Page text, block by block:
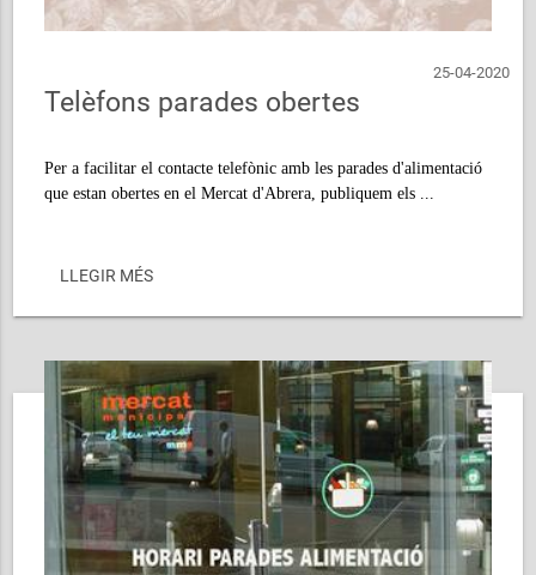
25-04-2020
Telèfons parades obertes
Per a facilitar el contacte telefònic amb les parades d'alimentació
que estan obertes en el Mercat d'Abrera, publiquem els ...
LLEGIR MÉS